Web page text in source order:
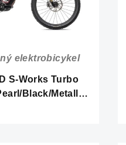
S-Works Turbo
Black/Metallic
elektrobicykel